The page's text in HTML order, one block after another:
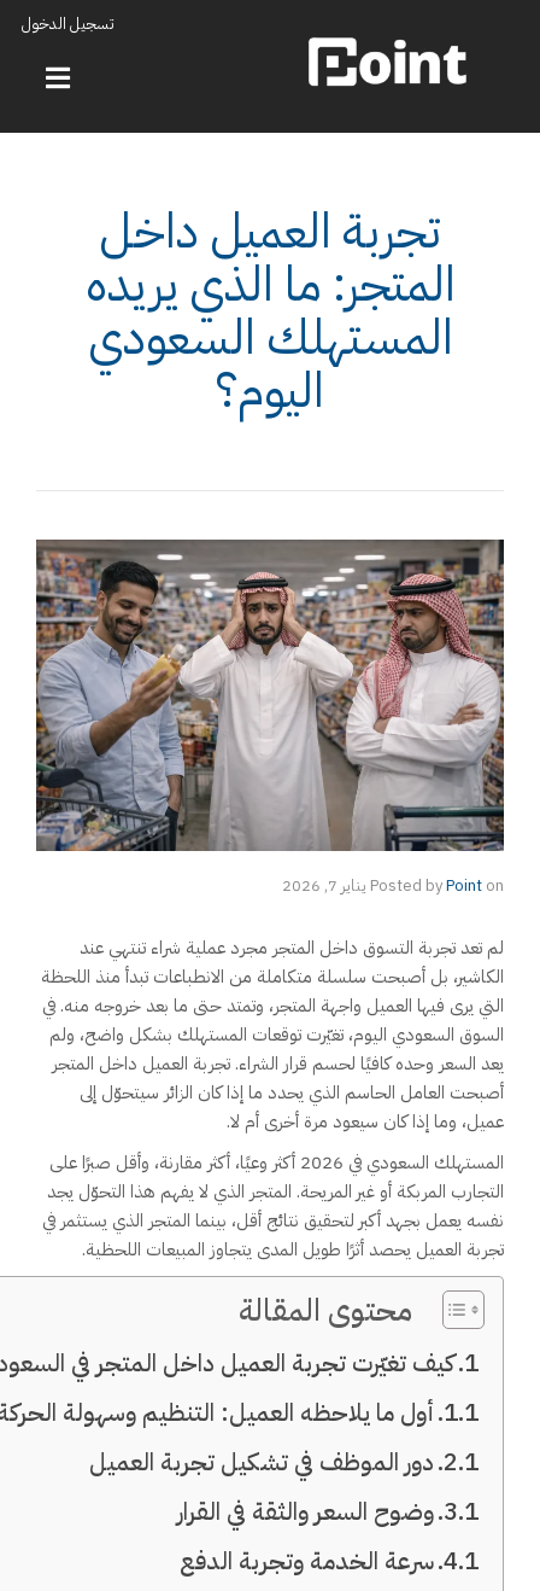
تسجيل الدخول
تجربة العميل داخل
المتجر: ما الذي يريده
المستهلك السعودي
اليوم؟
Posted byPoint on يناير 7, 2026
لم تعد تجربة التسوق داخل المتجر مجرد عملية شراء تنتهي عند
الكاشير، بل أصبحت سلسلة متكاملة من الانطباعات تبدأ منذ اللحظة
التي يرى فيها العميل واجهة المتجر، وتمتد حتى ما بعد خروجه منه. في
السوق السعودي اليوم، تغيّرت توقعات المستهلك بشكل واضح، ولم
يعد السعر وحده كافيًا لحسم قرار الشراء. تجربة العميل داخل المتجر
أصبحت العامل الحاسم الذي يحدد ما إذا كان الزائر سيتحوّل إلى
عميل، وما إذا كان سيعود مرة أخرى أم لا.
المستهلك السعودي في 2026 أكثر وعيًا، أكثر مقارنة، وأقل صبرًا على
التجارب المربكة أو غير المريحة. المتجر الذي لا يفهم هذا التحوّل يجد
نفسه يعمل بجهد أكبر لتحقيق نتائج أقل، بينما المتجر الذي يستثمر في
تجربة العميل يحصد أثرًا طويل المدى يتجاوز المبيعات اللحظية.
محتوى المقالة
كيف تغيّرت تجربة العميل داخل المتجر في
أول ما يلاحظه العميل: التنظيم وسهولة
دور الموظف في تشكيل تجربة العميل
وضوح السعر والثقة في القرار
سرعة الخدمة وتجربة الدفع